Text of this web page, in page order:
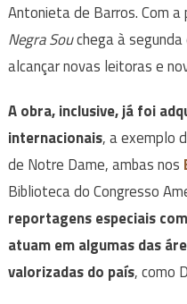
Antonieta de Barros. Com
Negra Souchega à segunda
alcançar novas leitoras e
A obra, inclusive, já foi
internacionais, a exemplo
de Notre Dame, ambas nos
Biblioteca do Congresso
reportagens especiais
atuam em algumas das
valorizadas do país, como